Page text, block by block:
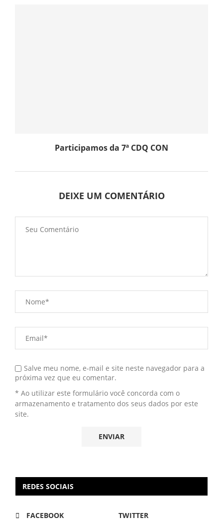
Participamos da 7ª CDQ CON
DEIXE UM COMENTÁRIO
Salve meu nome, e-mail e site neste navegador para a
próxima vez que eu comentar.
* Ao utilizar este formulário você concorda com o
armazenamento e tratamento dos seus dados por este
site.
REDES SOCIAIS
FACEBOOK
TWITTER